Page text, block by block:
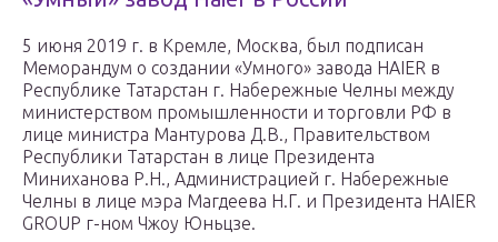
5 июня 2019 г. в Кремле, Москва, был подписан
Меморандум о создании «Умного» завода HAIER в
Республике Татарстан г. Набережные Челны между
министерством промышленности и торговли РФ в
лице министра Мантурова Д.В., Правительством
Республики Татарстан в лице Президента
Миниханова Р.Н., Администрацией г. Набережные
Челны в лице мэра Магдеева Н.Г. и Президента HAIER
GROUP г-ном Чжоу Юньцзе.